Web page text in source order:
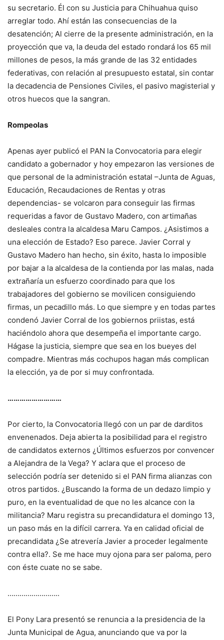
su secretario. Él con su Justicia para Chihuahua quiso
arreglar todo. Ahí están las consecuencias de la
desatención; Al cierre de la presente administración, en la
proyección que va, la deuda del estado rondará los 65 mil
millones de pesos, la más grande de las 32 entidades
federativas, con relación al presupuesto estatal, sin contar
la decadencia de Pensiones Civiles, el pasivo magisterial y
otros huecos que la sangran.
Rompeolas
Apenas ayer publicó el PAN la Convocatoria para elegir
candidato a gobernador y hoy empezaron las versiones de
que personal de la administración estatal –Junta de Aguas,
Educación, Recaudaciones de Rentas y otras
dependencias- se volcaron para conseguir las firmas
requeridas a favor de Gustavo Madero, con artimañas
desleales contra la alcaldesa Maru Campos. ¿Asistimos a
una elección de Estado? Eso parece. Javier Corral y
Gustavo Madero han hecho, sin éxito, hasta lo imposible
por bajar a la alcaldesa de la contienda por las malas, nada
extrañaría un esfuerzo coordinado para que los
trabajadores del gobierno se movilicen consiguiendo
firmas, un pecadillo más. Lo que siempre y en todas partes
condenó Javier Corral de los gobiernos priistas, está
haciéndolo ahora que desempeña el importante cargo.
Hágase la justicia, siempre que sea en los bueyes del
compadre. Mientras más cochupos hagan más complican
la elección, ya de por si muy confrontada.
………………………
Por cierto, la Convocatoria llegó con un par de darditos
envenenados. Deja abierta la posibilidad para el registro
de candidatos externos ¿Últimos esfuerzos por convencer
a Alejandra de la Vega? Y aclara que el proceso de
selección podría ser detenido si el PAN firma alianzas con
otros partidos. ¿Buscando la forma de un dedazo limpio y
puro, en la eventualidad de que no les alcance con la
militancia? Maru registra su precandidatura el domingo 13,
un paso más en la difícil carrera. Ya en calidad oficial de
precandidata ¿Se atrevería Javier a proceder legalmente
contra ella?. Se me hace muy ojona para ser paloma, pero
con éste cuate no se sabe.
……………………..
El Pony Lara presentó se renuncia a la presidencia de la
Junta Municipal de Agua, anunciando que va por la